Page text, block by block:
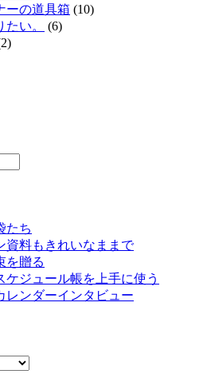
ーの道具箱 (10)
い。
(6)
たち
資料もきれいなままで
を贈る
ケジュール帳を上手に使う
レンダーインタビュー